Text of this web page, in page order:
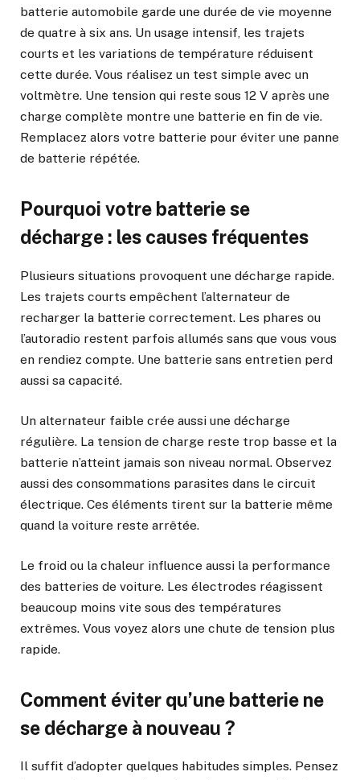
batterie automobile garde une durée de vie moyenne
de quatre à six ans. Un usage intensif, les trajets
courts et les variations de température réduisent
cette durée. Vous réalisez un test simple avec un
voltmètre. Une tension qui reste sous 12 V après une
charge complète montre une batterie en fin de vie.
Remplacez alors votre batterie pour éviter une panne
de batterie répétée.
Pourquoi votre batterie se
décharge : les causes fréquentes
Plusieurs situations provoquent une décharge rapide.
Les trajets courts empêchent l’alternateur de
recharger la batterie correctement. Les phares ou
l’autoradio restent parfois allumés sans que vous vous
en rendiez compte. Une batterie sans entretien perd
aussi sa capacité.
Un alternateur faible crée aussi une décharge
régulière. La tension de charge reste trop basse et la
batterie n’atteint jamais son niveau normal. Observez
aussi des consommations parasites dans le circuit
électrique. Ces éléments tirent sur la batterie même
quand la voiture reste arrêtée.
Le froid ou la chaleur influence aussi la performance
des batteries de voiture. Les électrodes réagissent
beaucoup moins vite sous des températures
extrêmes. Vous voyez alors une chute de tension plus
rapide.
Comment éviter qu’une batterie ne
se décharge à nouveau ?
Il suffit d’adopter quelques habitudes simples. Pensez